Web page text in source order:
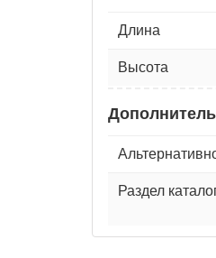
Длина
Высота
Раздел